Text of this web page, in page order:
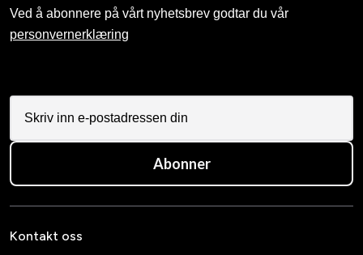
Ved å abonnere på vårt nyhetsbrev godtar du vår
personvernerklæring
Abonner
Kontakt oss